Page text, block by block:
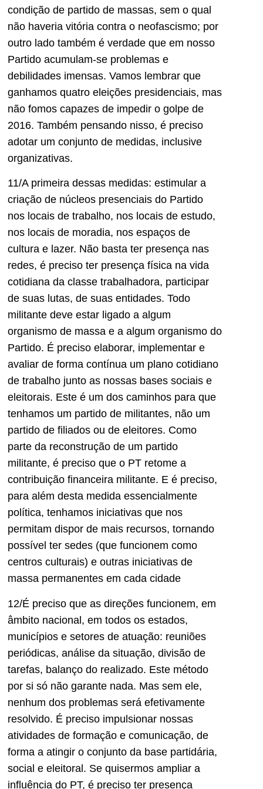
condição de partido de massas, sem o qual
não haveria vitória contra o neofascismo; por
outro lado também é verdade que em nosso
Partido acumulam-se problemas e
debilidades imensas. Vamos lembrar que
ganhamos quatro eleições presidenciais, mas
não fomos capazes de impedir o golpe de
2016. Também pensando nisso, é preciso
adotar um conjunto de medidas, inclusive
organizativas.
11/A primeira dessas medidas: estimular a
criação de núcleos presenciais do Partido
nos locais de trabalho, nos locais de estudo,
nos locais de moradia, nos espaços de
cultura e lazer. Não basta ter presença nas
redes, é preciso ter presença física na vida
cotidiana da classe trabalhadora, participar
de suas lutas, de suas entidades. Todo
militante deve estar ligado a algum
organismo de massa e a algum organismo do
Partido. É preciso elaborar, implementar e
avaliar de forma contínua um plano cotidiano
de trabalho junto as nossas bases sociais e
eleitorais. Este é um dos caminhos para que
tenhamos um partido de militantes, não um
partido de filiados ou de eleitores. Como
parte da reconstrução de um partido
militante, é preciso que o PT retome a
contribuição financeira militante. E é preciso,
para além desta medida essencialmente
política, tenhamos iniciativas que nos
permitam dispor de mais recursos, tornando
possível ter sedes (que funcionem como
centros culturais) e outras iniciativas de
massa permanentes em cada cidade
12/É preciso que as direções funcionem, em
âmbito nacional, em todos os estados,
municípios e setores de atuação: reuniões
periódicas, análise da situação, divisão de
tarefas, balanço do realizado. Este método
por si só não garante nada. Mas sem ele,
nenhum dos problemas será efetivamente
resolvido. É preciso impulsionar nossas
atividades de formação e comunicação, de
forma a atingir o conjunto da base partidária,
social e eleitoral. Se quisermos ampliar a
influência do PT, é preciso ter presença